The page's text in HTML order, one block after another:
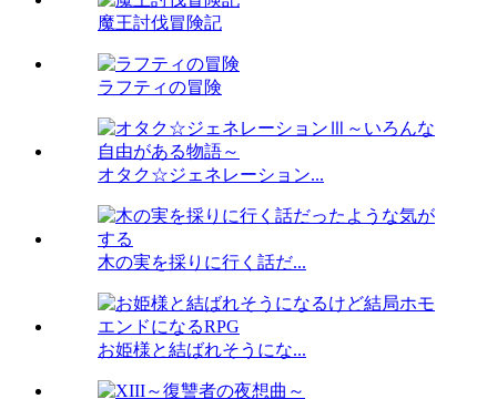
魔王討伐冒険記
ラフティの冒険
オタク☆ジェネレーション...
木の実を採りに行く話だ...
お姫様と結ばれそうにな...